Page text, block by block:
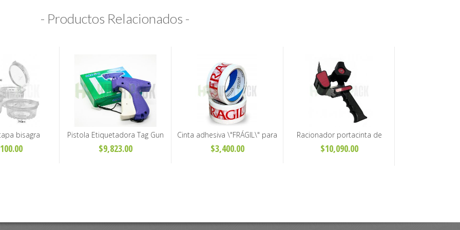
- Productos Relacionados -
bisagra
cristal - 250cc,
y 500cc
Pistola Etiquetadora Tag Gun
para prendas y textiles - Fina y
Standard
$9,823.00
Cinta adhesiva \"FRÁGIL\" para
embalaje 48mm x 50m
$3,400.00
Racionador portacinta de
embalaje - Modelos económico y
premium
$10,090.00